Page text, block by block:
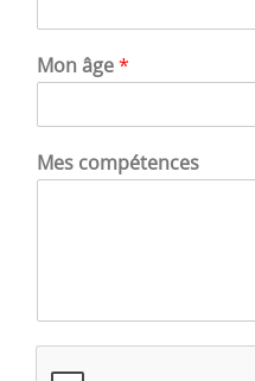
Mon âge*
Mes compétences